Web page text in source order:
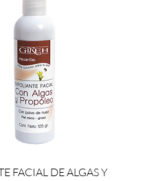
FACIAL DE ALGAS Y